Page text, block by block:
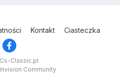
Kontakt Ciasteczka
Classic.pl
Community